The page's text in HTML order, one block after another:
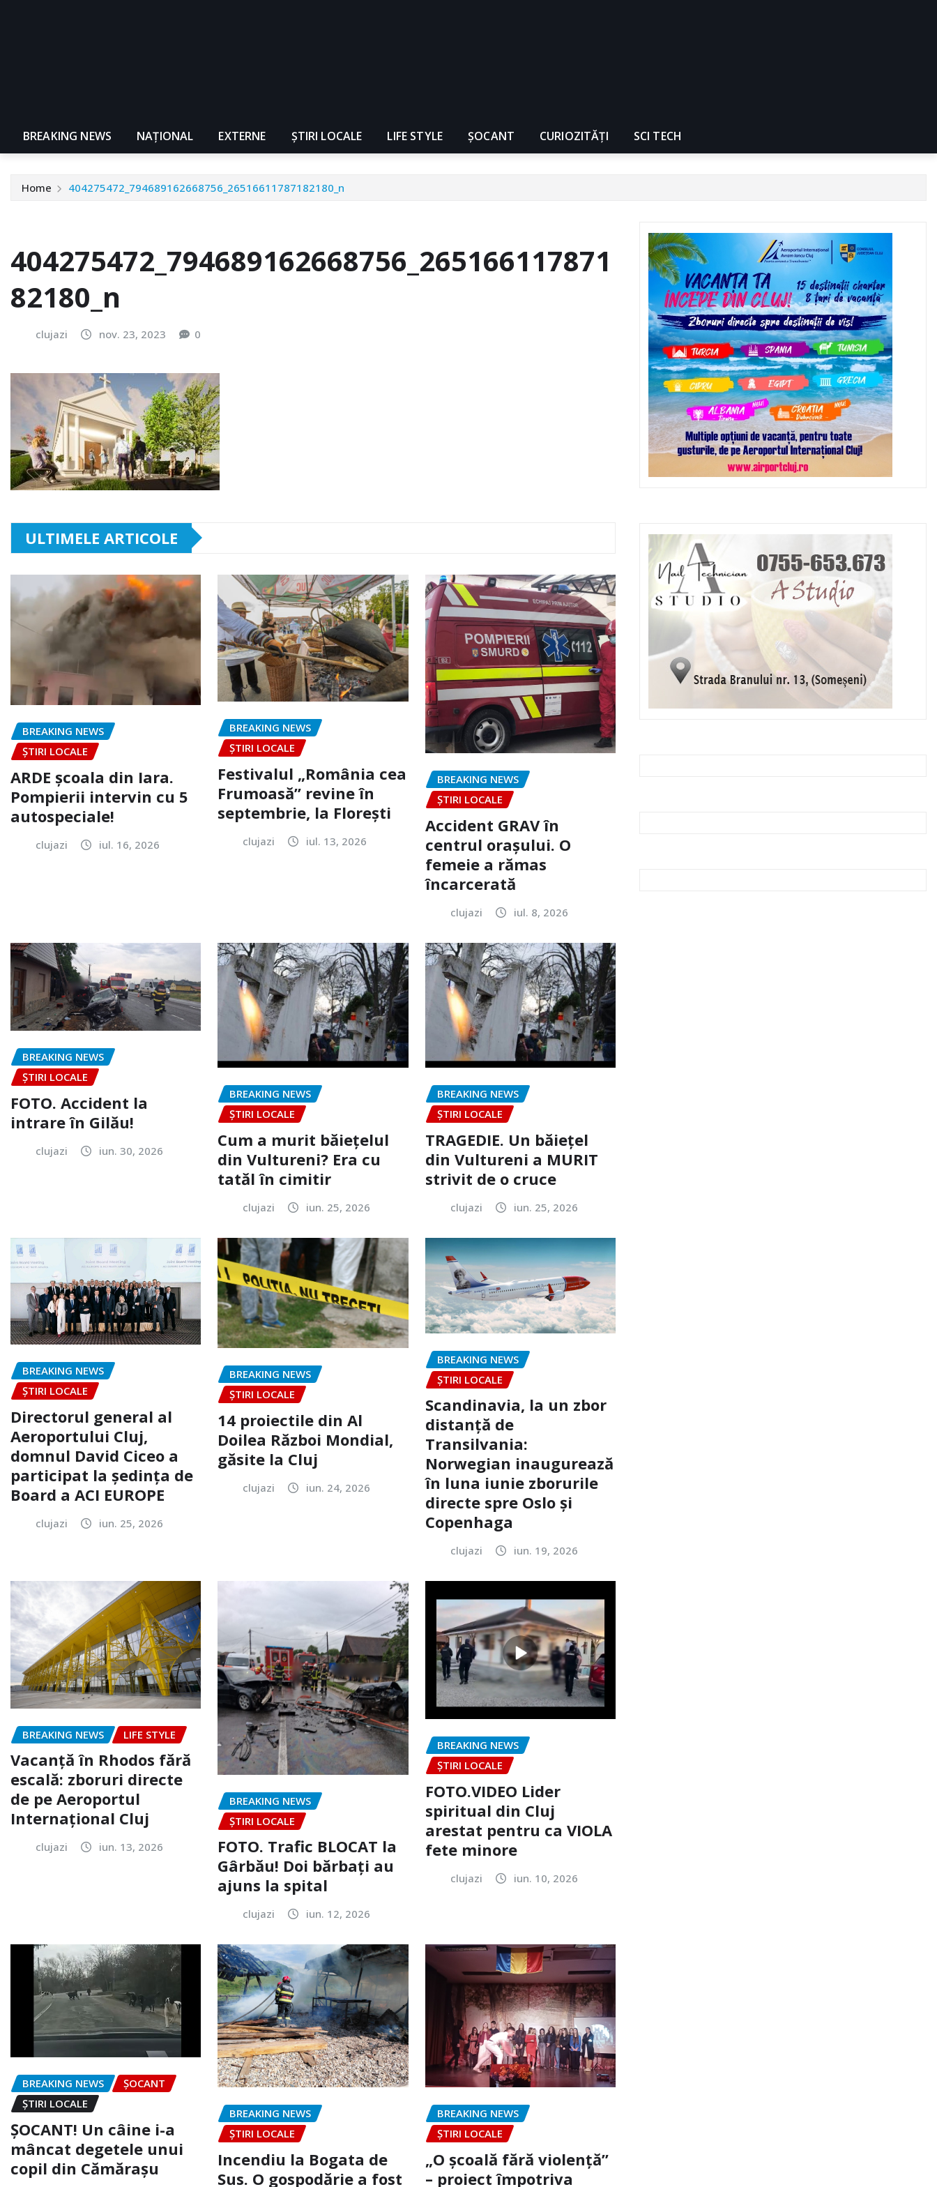
BREAKING NEWS NAŢIONAL EXTERNE ȘTIRI LOCALE LIFE STYLE ȘOCANT CURIOZITĂȚI SCI TECH
Home 404275472_794689162668756_26516611787182180_n
404275472_794689162668756_265166117871
82180_n
clujazi nov. 23, 2023 0
ULTIMELE ARTICOLE
BREAKING NEWS
ȘTIRI LOCALE
ARDE școala din Iara.
Pompierii intervin cu 5
autospeciale!
clujazi iul. 16, 2026
BREAKING NEWS
ȘTIRI LOCALE
Festivalul „România cea
Frumoasă” revine în
septembrie, la Florești
clujazi iul. 13, 2026
BREAKING NEWS
ȘTIRI LOCALE
Accident GRAV în
centrul orașului. O
femeie a rămas
încarcerată
clujazi iul. 8, 2026
BREAKING NEWS
ȘTIRI LOCALE
FOTO. Accident la
intrare în Gilău!
clujazi iun. 30, 2026
BREAKING NEWS
ȘTIRI LOCALE
Cum a murit băiețelul
din Vultureni? Era cu
tatăl în cimitir
clujazi iun. 25, 2026
BREAKING NEWS
ȘTIRI LOCALE
TRAGEDIE. Un băiețel
din Vultureni a MURIT
strivit de o cruce
clujazi iun. 25, 2026
BREAKING NEWS
ȘTIRI LOCALE
Directorul general al
Aeroportului Cluj,
domnul David Ciceo a
participat la ședința de
Board a ACI EUROPE
clujazi iun. 25, 2026
BREAKING NEWS
ȘTIRI LOCALE
14 proiectile din Al
Doilea Război Mondial,
găsite la Cluj
clujazi iun. 24, 2026
BREAKING NEWS
ȘTIRI LOCALE
Scandinavia, la un zbor
distanță de
Transilvania:
Norwegian inaugurează
în luna iunie zborurile
directe spre Oslo și
Copenhaga
clujazi iun. 19, 2026
BREAKING NEWS LIFE STYLE
Vacanță în Rhodos fără
escală: zboruri directe
de pe Aeroportul
Internațional Cluj
clujazi iun. 13, 2026
BREAKING NEWS
ȘTIRI LOCALE
FOTO. Trafic BLOCAT la
Gârbău! Doi bărbați au
ajuns la spital
clujazi iun. 12, 2026
BREAKING NEWS
ȘTIRI LOCALE
FOTO.VIDEO Lider
spiritual din Cluj
arestat pentru ca VIOLA
fete minore
clujazi iun. 10, 2026
BREAKING NEWS
ȘOCANT
ȘTIRI LOCALE
ȘOCANT! Un câine i-a
mâncat degetele unui
copil din Cămărașu
BREAKING NEWS
ȘTIRI LOCALE
Incendiu la Bogata de
Sus. O gospodărie a fost
BREAKING NEWS
ȘTIRI LOCALE
„O școală fără violență”
– proiect împotriva